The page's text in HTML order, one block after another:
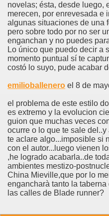
novelas; ésta, desde luego,
merecen, por enrevesada e
algunas situaciones de una
pero sobre todo por no ser
enganchan y no puedes
Lo único que puedo decir a
momento puntual sí te
costó lo suyo, pude acabar
emilioballenero el 8 de
el problema de este estilo
es extremo y la evolucion
guion que muchas veces
ocurre o lo que te sale
te aclare algo...imposible si
con el autor...luego vienen
,he logrado acabarla..de
ambientes mestizo-
China Mieville,que por lo
engancharà tanto la
las calles de Blade runner?